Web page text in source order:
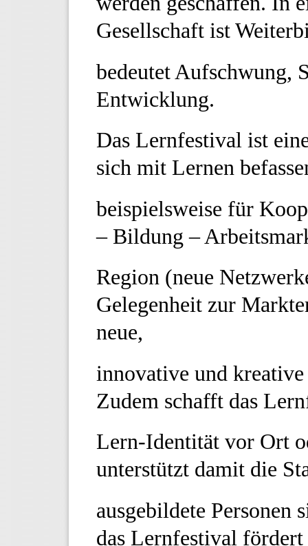
Gesellschaft ist
bedeutet Aufschwung,
Entwicklung.
Das Lernfestival ist
sich mit Lernen
beispielsweise für
– Bildung –
Region (neue
Gelegenheit zur
neue,
innovative und
Zudem schafft das
Lern-Identität vor Ort
unterstützt damit die
ausgebildete
das Lernfestival fördert